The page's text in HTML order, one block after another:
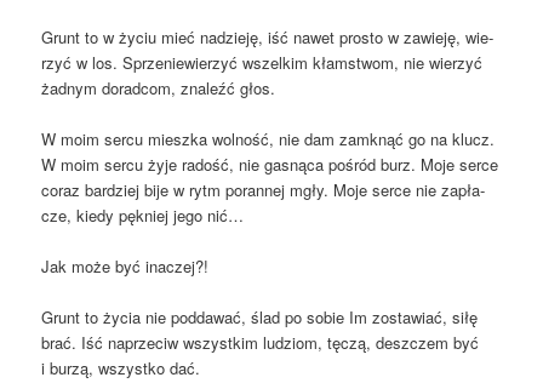
Grunt to w życiu mieć nadzie­ję, iść nawet pro­sto w zawie­ję, wie­
rzyć w los. Sprze­nie­wie­rzyć wszel­kim kłam­stwom, nie wie­rzyć
żad­nym dorad­com, zna­leźć głos.
W moim ser­cu miesz­ka wol­ność, nie dam zamknąć go na klucz.
W moim ser­cu żyje radość, nie gasną­ca pośród burz. Moje ser­ce
coraz bar­dziej bije w rytm poran­nej mgły. Moje ser­ce nie zapła­
cze, kie­dy pęk­niej jego nić…
Jak może być inaczej?!
Grunt to życia nie pod­da­wać, ślad po sobie Im zosta­wiać, siłę
brać. Iść naprze­ciw wszyst­kim ludziom, tęczą, desz­czem być
i burzą, wszyst­ko dać.